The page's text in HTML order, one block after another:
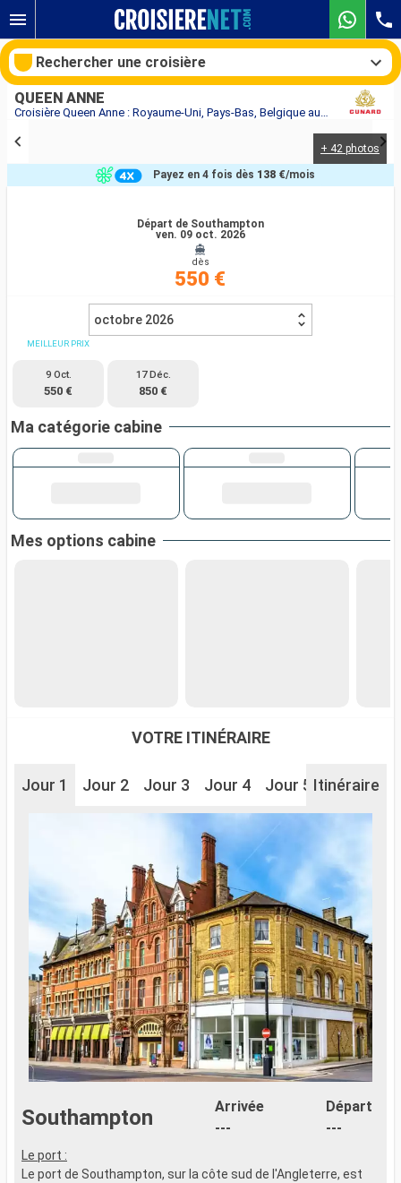
Croisière Queen Anne : Royaume-Uni, Pays-Bas, Belgique au départ de Southampton
QUEEN ANNE
+ 42 photos
Départ de Southampton
ven. 09 oct. 2026
dès
550 €
Payez en 4 fois dès 138 €/mois
octobre 2026
MEILLEUR PRIX
9 Oct.
550 €
17 Déc.
850 €
Ma catégorie cabine
Mes options cabine
VOTRE ITINÉRAIRE
Jour 1 Jour 2 Jour 3 Jour 4 Jour 5 Itinéraire
Southampton
Arrivée
---
Départ
---
Le port :
Le port de Southampton, sur la côte sud de l'Angleterre, est
Rechercher une croisière
Nos destinations
Compagnies
Rechercher